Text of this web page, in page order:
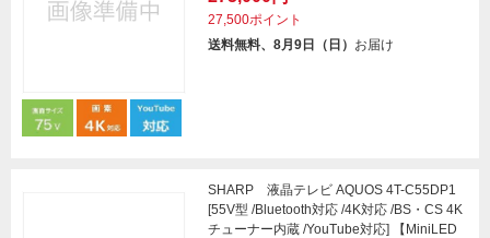
27,500ポイント
送料無料、8月9日（日） お届け
SHARP 液晶テレビ AQUOS 4T-C55DP1
[55V型 /Bluetooth対応 /4K対応 /BS・CS 4K
チューナー内蔵 /YouTube対応] 【MiniLED